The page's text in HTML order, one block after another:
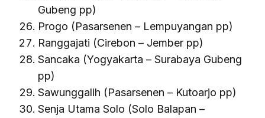
Gubeng pp)
Progo (Pasarsenen – Lempuyangan pp)
Ranggajati (Cirebon – Jember pp)
Sancaka (Yogyakarta – Surabaya Gubeng
pp)
Sawunggalih (Pasarsenen – Kutoarjo pp)
Senja Utama Solo (Solo Balapan –